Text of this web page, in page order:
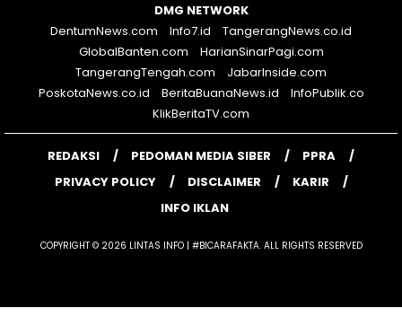
DMG NETWORK
DentumNews.com
Info7.id
TangerangNews.co.id
GlobalBanten.com
HarianSinarPagi.com
TangerangTengah.com
JabarInside.com
PoskotaNews.co.id
BeritaBuanaNews.id
InfoPublik.co
KlikBeritaTV.com
REDAKSI PEDOMAN MEDIA SIBER
PPRA
PRIVACY POLICY
DISCLAIMER
KARIR
INFO IKLAN
COPYRIGHT © 2026 LINTAS INFO | #BICARAFAKTA. ALL RIGHTS RESERVED